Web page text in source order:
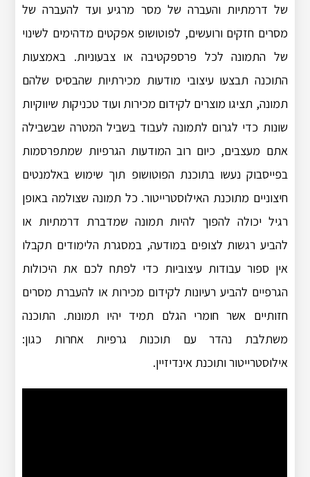
של דרמתיות והעברה של מסר מרגיע ועד להעברה של
מסרים חזקים ורועשים, לפוטושופ אפקטים מדהימים לשינוי
של התמונה לכל פרספקטיבה או צבעוניות. באמצעות
התוכנה תבצעו עיצובי מודעות מכירתיות שהבסיס שלהם
תמונה, תציגו מוצרים לקידום מכירות ועוד טכניקות שיווקיות
שונות כדי לגרום לתמונה לעבוד בשביל המטרה שבשבילה
אתם מעצבים, כיום רוב המודעות הגרפיות שמתפרסמות
בפייסבוק נעשו בתוכנת הפוטושופ תוך שימוש באלמנטים
חיצוניים מתוכנת האילוסטרייטור. כל תמונה שצולמה באופן
רגיל יכולה להפוך להיות תמונה שמדברת דרמתיות או
להביע רגשות לצופים במודעה, במסגרת הלימודים תקבלו
אין ספור עבודות עיצוביות כדי לפתח לכם את היכולות
הגרפיים להביע רעיונות לקידום מכירות או להעברת מסרים
חזותיים אשר חומרי הגלם תמיד יהיו תמונות. התוכנה
משתלבת נהדר עם תוכנות גרפיות אחרות כגון:
אילוסטרייטור ותוכנת אינדיזיין.